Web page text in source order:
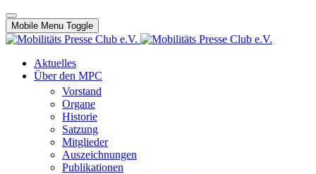
Mobile Menu Toggle
Aktuelles
Über den MPC
Vorstand
Organe
Historie
Satzung
Mitglieder
Auszeichnungen
Publikationen